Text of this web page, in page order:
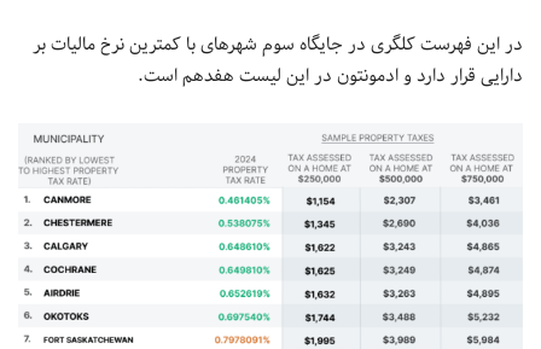
در این فهرست کلگری در جایگاه سوم شهرهای با کمترین نرخ مالیات بر
دارایی قرار دارد و ادمونتون در این لیست هفدهم است.